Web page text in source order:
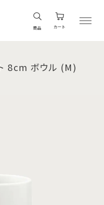
商品 カート
8cm ボウル (M)